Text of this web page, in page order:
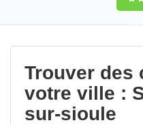
9,5
Trouver des
votre ville :
sur-sioule